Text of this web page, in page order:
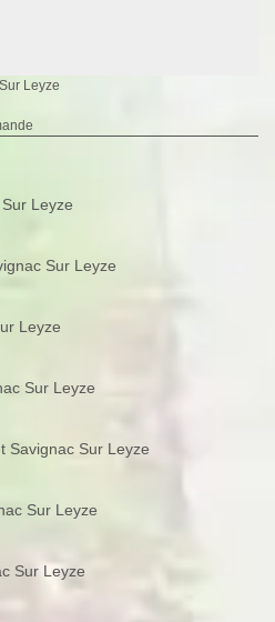
Leyze
Leyze
Sur Leyze
Leyze
Sur Leyze
Savignac Sur Leyze
Sur Leyze
Sur Leyze